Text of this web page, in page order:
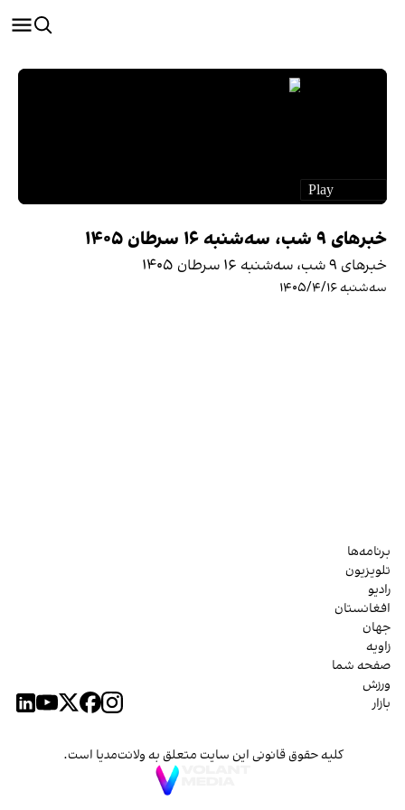
خبرهای ۹ شب، سه‌شنبه ۱۶ سرطان ۱۴۰۵
خبرهای ۹ شب، سه‌شنبه ۱۶ سرطان ۱۴۰۵
سه‌شنبه ۱۴۰۵/۴/۱۶
برنامه‌ها
تلویزیون
رادیو
افغانستان
جهان
زاویه
صفحه شما
ورزش
بازار
کلیه حقوق قانونی این سایت متعلق به ولانت‌مدیا است.